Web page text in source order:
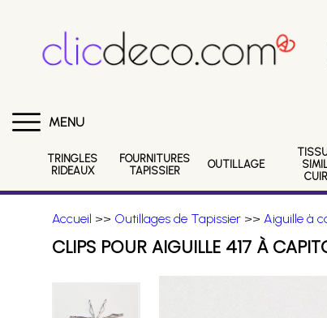
MENU
TRINGLES
RIDEAUX
FOURNITURES
TAPISSIER
OUTILLAGE
CUIR
Accueil >> Outillages de Tapissier>> Aiguille à
CLIPS POUR AIGUILLE 417 À